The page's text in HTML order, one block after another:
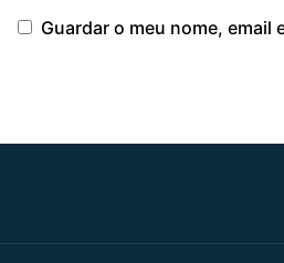
Guardar o meu nome, email